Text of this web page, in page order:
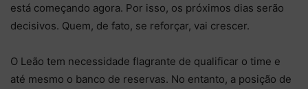
está começando agora. Por isso, os próximos dias serão
decisivos. Quem, de fato, se reforçar, vai crescer.
O Leão tem necessidade flagrante de qualificar o time e
até mesmo o banco de reservas. No entanto, a posição de